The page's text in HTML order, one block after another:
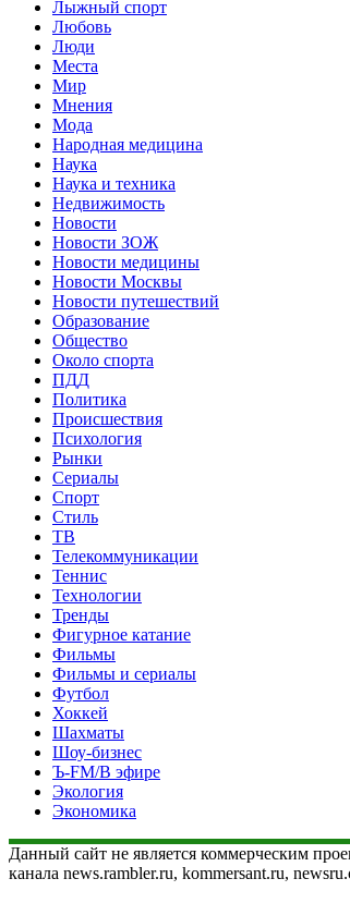
Лыжный спорт
Любовь
Люди
Места
Мир
Мнения
Мода
Народная медицина
Наука
Наука и техника
Недвижимость
Новости
Новости ЗОЖ
Новости медицины
Новости Москвы
Новости путешествий
Образование
Общество
Около спорта
ПДД
Политика
Происшествия
Психология
Рынки
Сериалы
Спорт
Стиль
ТВ
Телекоммуникации
Теннис
Технологии
Тренды
Фигурное катание
Фильмы
Фильмы и сериалы
Футбол
Хоккей
Шахматы
Шоу-бизнес
Ъ-FM/В эфире
Экология
Экономика
Данный сайт не является коммерческим
канала news.rambler.ru, kommersant.ru,